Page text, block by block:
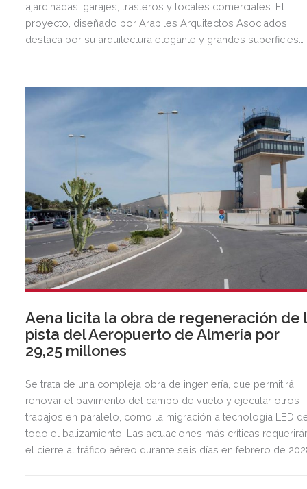
ajardinadas, garajes, trasteros y locales comerciales. El
proyecto, diseñado por Arapiles Arquitectos Asociados,
destaca por su arquitectura elegante y grandes superficies
Aena licita la obra de regeneración de
pista del Aeropuerto de Almería por
29,25 millones
Se trata de una compleja obra de ingeniería, que permitirá
renovar el pavimento del campo de vuelo y ejecutar otros
trabajos en paralelo, como la migración a tecnología LED
todo el balizamiento. Las actuaciones más críticas
el cierre al tráfico aéreo durante seis días en febrero de